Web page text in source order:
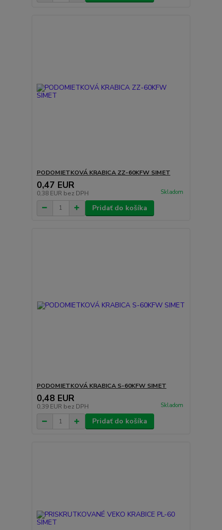
PODOMIETKOVÁ KRABICA ZZ-60KFW SIMET
0,47 EUR
0,38 EUR bez DPH Skladom
Pridať do košíka
PODOMIETKOVÁ KRABICA S-60KFW SIMET
0,48 EUR
0,39 EUR bez DPH Skladom
Pridať do košíka